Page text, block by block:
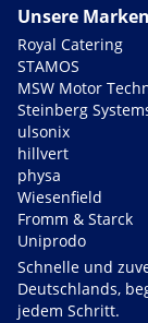
Unsere Marken
Royal Catering
STAMOS
MSW Motor
Steinberg
ulsonix
hillvert
physa
Wiesenfield
Fromm & Starck
Uniprodo
Schnelle und
Deutschlands,
jedem Schritt.